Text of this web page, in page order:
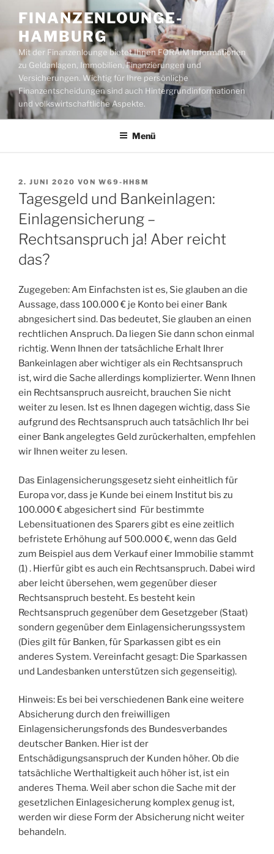
Inhalt
springen
FINANZENLOUNGE-
HAMBURG
Mit der Finanzenlounge bietet Ihnen FORAIM Informationen
zu Geldanlagen, Immobilien, Finanzierungen und
Versicherungen. Wichtig für Ihre persönliche
Finanzentscheidungen sind auch Hintergrundinformationen
und volkswirtschaftliche Aspekte.
Menü
VERÖFFENTLICHT
AM
2. JUNI 2020 VON W69-HH8M
Tagesgeld und Bankeinlagen:
Einlagensicherung –
Rechtsanspruch ja! Aber reicht
das?
Zugegeben: Am Einfachsten ist es, Sie glauben an die
Aussage, dass 100.000 € je Konto bei einer Bank
abngesichert sind. Das bedeutet, Sie glauben an einen
rechtlichen Anspruch. Da liegen Sie dann schon einmal
richtig. Wenn Ihnen der tatsächliche Erhalt Ihrer
Bankeinlagen aber wichtiger als ein Rechtsanspruch
ist, wird die Sache allerdings komplizierter. Wenn Ihnen
ein Rechtsanspruch ausreicht, brauchen Sie nicht
weiter zu lesen. Ist es Ihnen dagegen wichtig, dass Sie
aufgrund des Rechtsanspruch auch tatsächlich Ihr bei
einer Bank angelegtes Geld zurückerhalten, empfehlen
wir Ihnen weiter zu lesen.
Das Einlagensicherungsgesetz sieht einheitlich für
Europa vor, dass je Kunde bei einem Institut bis zu
100.000 € abgesichert sind Für bestimmte
Lebensituationen des Sparers gibt es eine zeitlich
befristete Erhöhung auf 500.000 €, wenn das Geld
zum Beispiel aus dem Verkauf einer Immobilie stammt
(1) . Hierfür gibt es auch ein Rechtsanspruch. Dabei wird
aber leicht übersehen, wem gegenüber dieser
Rechtsanspruch besteht. Es besteht kein
Rechtsanspruch gegenüber dem Gesetzgeber (Staat)
sondern gegenüber dem Einlagensicherungssystem
(Dies gilt für Banken, für Sparkassen gibt es ein
anderes System. Vereinfacht gesagt: Die Sparkassen
und Landesbanken unterstützen sich gegenseitig).
Hinweis: Es bei bei verschiedenen Bank eine weitere
Absicherung durch den freiwilligen
Einlagensicherungsfonds des Bundesverbandes
deutscher Banken. Hier ist der
Entschädigungsanspruch der Kunden höher. Ob die
tatsächliche Werthaltigkeit auch höher ist, ist ein
anderes Thema. Weil aber schon die Sache mit der
gesetzlichen Einlagesicherung komplex genug ist,
werden wir diese Form der Absicherung nicht weiter
behandeln.